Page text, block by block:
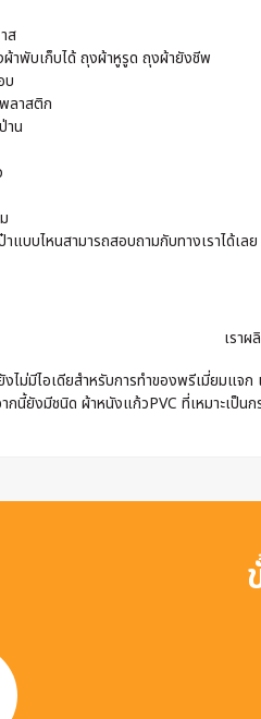
ส
ผ้าพับเก็บได้ ถุงผ้าหูรูด ถุงผ้ายังชีพ
บ
ลาสติก
าน
แบบไหนสามารถสอบถามกับทางเราได้เล
เราผ
ไม่มีไอเดียสำหรับการทำของพรีเมี่ยมแจก
กนี้ยังมีชนิด ผ้าหนังแก้วPVC ที่เหมาะเป็น